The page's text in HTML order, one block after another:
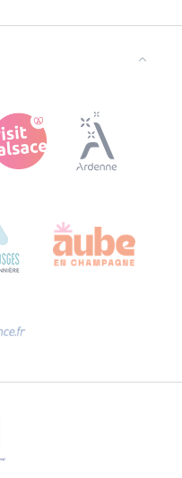
Grand Est
e-mail